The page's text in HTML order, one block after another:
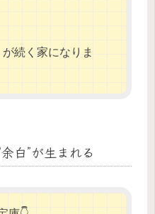
続く家になりま
白”が生まれる